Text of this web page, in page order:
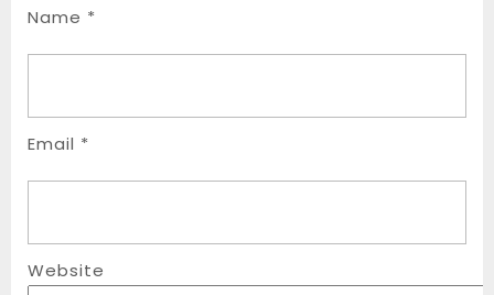
Name *
Email *
Website